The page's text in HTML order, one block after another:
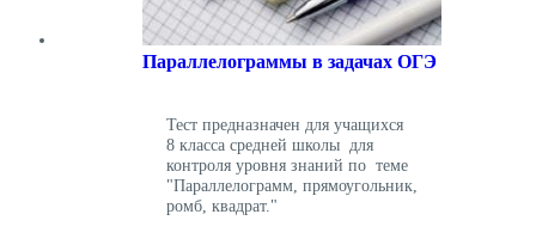
Параллелограммы в задачах ОГЭ
Тест предназначен для учащихся
8 класса средней школы для
контроля уровня знаний по теме
"Параллелограмм, прямоугольник,
ромб, квадрат."